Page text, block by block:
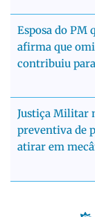
Esposa do PM
afirma que
contribuiu
Justiça Militar
preventiva de
atirar em